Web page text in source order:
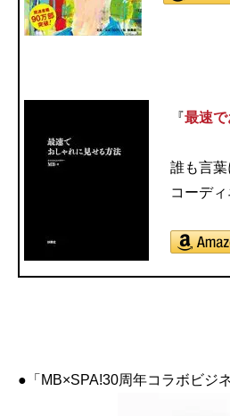
『最速で
誰も言
コーデ
●「MB×SPA!30周年コラボビジ